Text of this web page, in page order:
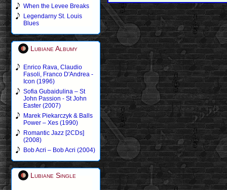
When the Levee Breaks
Legendarny St. Louis
Blues
Lubiane Albumy
Enrico Rava, Claudio
Fasoli, Franco D'Andrea -
Icon (1996)
Sofia Gubaidulina – St
John Passion - St John
Easter (2007)
Marek Piekarczyk & Balls
Power – Xes (1990)
Romantic Jazz [2CDs]
(2008)
Bob Acri – Bob Acri (2004)
Lubiane Single